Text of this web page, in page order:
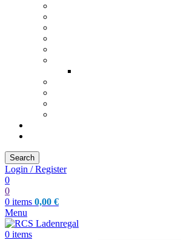
Search
Login / Register
0
0
0 items 0,00 €
Menu
0 items